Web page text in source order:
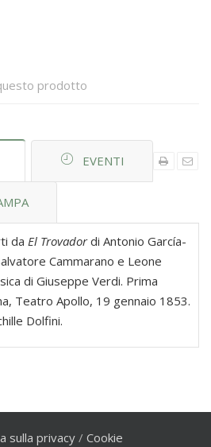
prodotto
EVENTI
da El Trovadordi Antonio García-
Cammarano e Leone
di Giuseppe Verdi. Prima
Teatro Apollo, 19 gennaio 1853.
Dolfini.
sulla privacy / Cookie